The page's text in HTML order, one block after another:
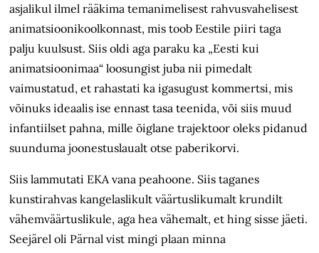
asjalikul ilmel rääkima temanimelisest rahvusvahelisest
animatsioonikoolkonnast, mis toob Eestile piiri taga
palju kuulsust. Siis oldi aga paraku ka „Eesti kui
animatsioonimaa“ loosungist juba nii pimedalt
vaimustatud, et rahastati ka igasugust kommertsi, mis
võinuks ideaalis ise ennast tasa teenida, või siis muud
infantiilset pahna, mille õiglane trajektoor oleks pidanud
suunduma joonestuslaualt otse paberikorvi.
Siis lammutati EKA vana peahoone. Siis taganes
kunstirahvas kangelaslikult väärtuslikumalt krundilt
vähemväärtuslikule, aga hea vähemalt, et hing sisse jäeti.
Seejärel oli Pärnal vist mingi plaan minna